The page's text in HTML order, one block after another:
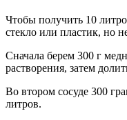
Чтобы получить 10
стекло или пластик, но
Сначала берем 300 г
растворения, затем
Во втором сосуде 300
литров.